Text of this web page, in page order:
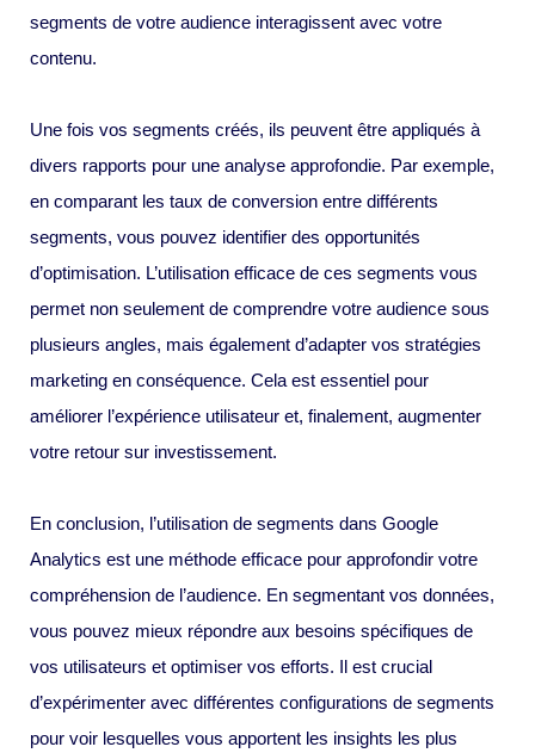
segments de votre audience interagissent avec votre
contenu.
Une fois vos segments créés, ils peuvent être appliqués à
divers rapports pour une analyse approfondie. Par exemple,
en comparant les taux de conversion entre différents
segments, vous pouvez identifier des opportunités
d’optimisation. L’utilisation efficace de ces segments vous
permet non seulement de comprendre votre audience sous
plusieurs angles, mais également d’adapter vos stratégies
marketing en conséquence. Cela est essentiel pour
améliorer l’expérience utilisateur et, finalement, augmenter
votre retour sur investissement.
En conclusion, l’utilisation de segments dans Google
Analytics est une méthode efficace pour approfondir votre
compréhension de l’audience. En segmentant vos données,
vous pouvez mieux répondre aux besoins spécifiques de
vos utilisateurs et optimiser vos efforts. Il est crucial
d’expérimenter avec différentes configurations de segments
pour voir lesquelles vous apportent les insights les plus